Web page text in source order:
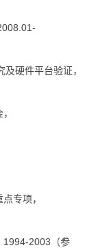
硬件平台验证，
专项，
1994-2003（参